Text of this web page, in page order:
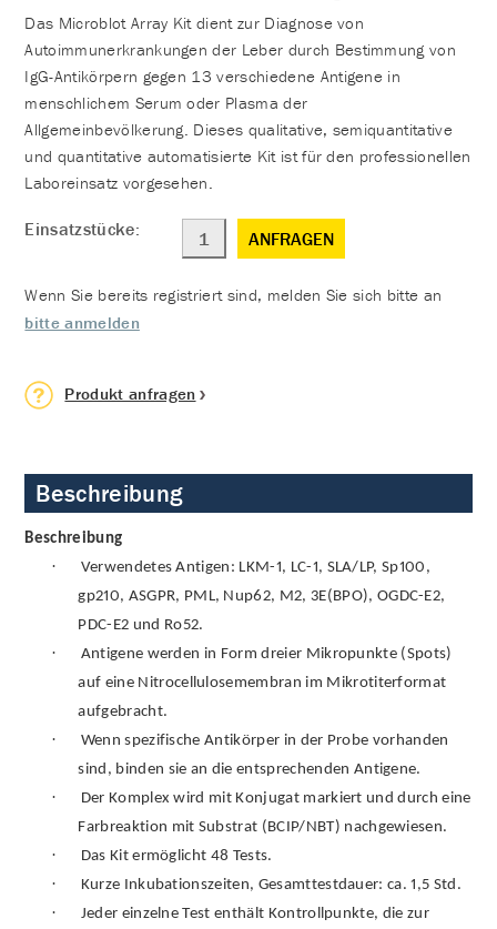
Das Microblot Array Kit dient zur Diagnose von
Autoimmunerkrankungen der Leber durch Bestimmung von
IgG-Antikörpern gegen 13 verschiedene Antigene in
menschlichem Serum oder Plasma der
Allgemeinbevölkerung. Dieses qualitative, semiquantitative
und quantitative automatisierte Kit ist für den professionellen
Laboreinsatz vorgesehen.
Einsatzstücke: ANFRAGEN
Wenn Sie bereits registriert sind, melden Sie sich bitte an
bitte anmelden
Produkt anfragen
Beschreibung
Beschreibung
·
Verwendetes Antigen: LKM-1, LC-1, SLA/LP, Sp100,
gp210, ASGPR, PML, Nup62, M2, 3E(BPO), OGDC-E2,
PDC-E2 und Ro52.
·
Antigene werden in Form dreier Mikropunkte (Spots)
auf eine Nitrocellulosemembran im Mikrotiterformat
aufgebracht.
·
Wenn spezifische Antikörper in der Probe vorhanden
sind, binden sie an die entsprechenden Antigene.
·
Der Komplex wird mit Konjugat markiert und durch eine
Farbreaktion mit Substrat (BCIP/NBT) nachgewiesen.
· Das Kit ermöglicht 48 Tests.
· Kurze Inkubationszeiten, Gesamttestdauer: ca. 1,5 Std.
·
Jeder einzelne Test enthält Kontrollpunkte, die zur